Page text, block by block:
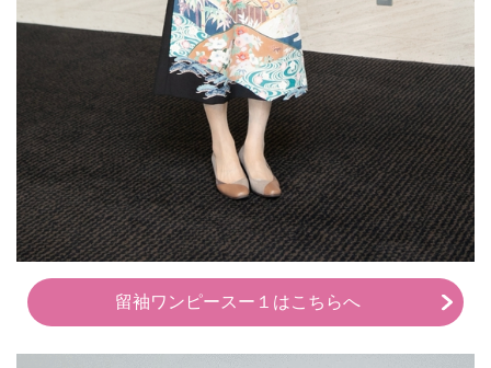
留袖ワンピースー１はこちらへ